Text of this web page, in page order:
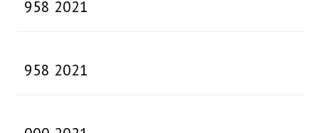
958 2021
958 2021